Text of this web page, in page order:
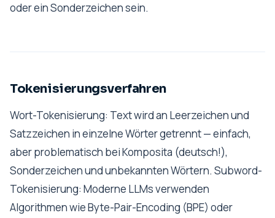
oder ein Sonderzeichen sein.
Tokenisierungsverfahren
Wort-Tokenisierung: Text wird an Leerzeichen und
Satzzeichen in einzelne Wörter getrennt — einfach,
aber problematisch bei Komposita (deutsch!),
Sonderzeichen und unbekannten Wörtern. Subword-
Tokenisierung: Moderne LLMs verwenden
Algorithmen wie Byte-Pair-Encoding (BPE) oder